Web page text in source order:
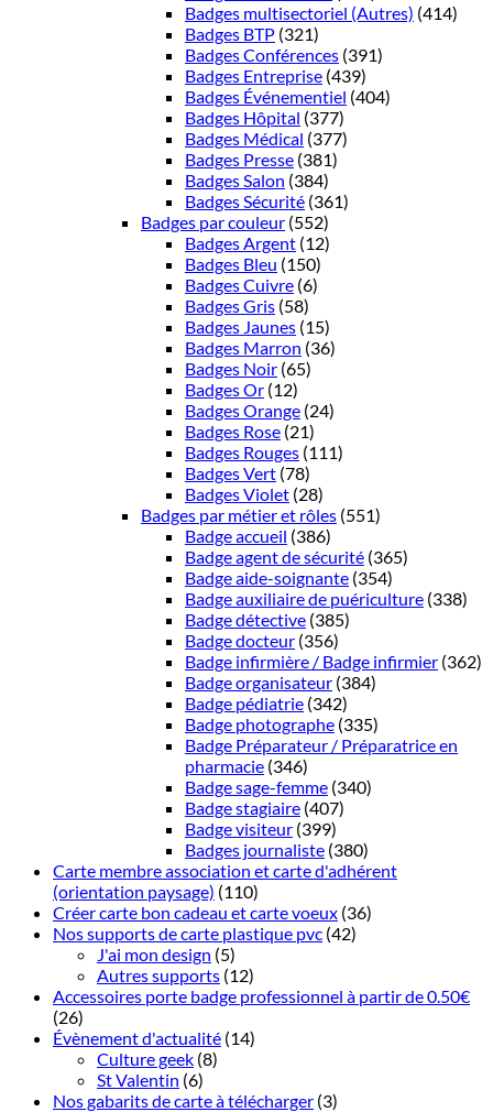
Badges multisectoriel (Autres) (414)
Badges BTP (321)
Badges Conférences (391)
Badges Entreprise (439)
Badges Événementiel (404)
Badges Hôpital (377)
Badges Médical (377)
Badges Presse (381)
Badges Salon (384)
Badges Sécurité (361)
Badges par couleur (552)
Badges Argent (12)
Badges Bleu (150)
Badges Cuivre (6)
Badges Gris (58)
Badges Jaunes (15)
Badges Marron (36)
Badges Noir (65)
Badges Or (12)
Badges Orange (24)
Badges Rose (21)
Badges Rouges (111)
Badges Vert (78)
Badges Violet (28)
Badges par métier et rôles (551)
Badge accueil (386)
Badge agent de sécurité (365)
Badge aide-soignante (354)
Badge auxiliaire de puériculture (338)
Badge détective (385)
Badge docteur (356)
Badge infirmière / Badge infirmier (362)
Badge organisateur (384)
Badge pédiatrie (342)
Badge photographe (335)
Badge Préparateur / Préparatrice en
pharmacie (346)
Badge sage-femme (340)
Badge stagiaire (407)
Badge visiteur (399)
Badges journaliste (380)
Carte membre association et carte d'adhérent
(orientation paysage) (110)
Créer carte bon cadeau et carte voeux (36)
Nos supports de carte plastique pvc (42)
J'ai mon design (5)
Autres supports (12)
Accessoires porte badge professionnel à partir de 0.50€
(26)
Évènement d'actualité (14)
Culture geek (8)
St Valentin (6)
Nos gabarits de carte à télécharger (3)